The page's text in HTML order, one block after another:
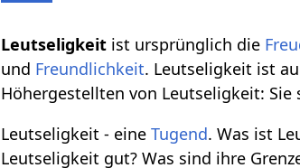
Leutseligkeit ist ursprünglich die
und Freundlichkeit. Leutseligkeit ist
Höhergestellten von Leutseligkeit:
Leutseligkeit - eineTugend. Was ist
Leutseligkeit gut? Was sind ihre